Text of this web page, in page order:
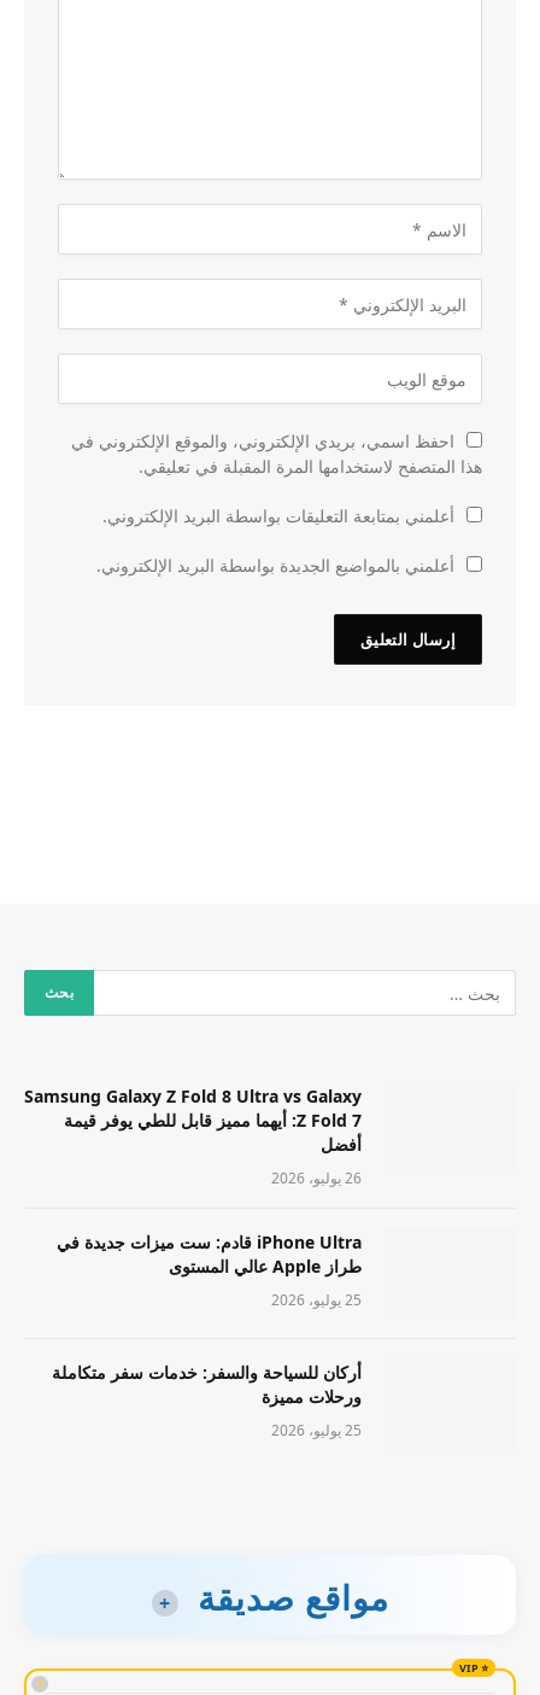
احفظ اسمي، بريدي الإلكتروني، والموقع الإلكتروني في
هذا المتصفح لاستخدامها المرة المقبلة في تعليقي.
أعلمني بمتابعة التعليقات بواسطة البريد الإلكتروني.
أعلمني بالمواضيع الجديدة بواسطة البريد الإلكتروني.
Samsung Galaxy Z Fold 8 Ultra vs Galaxy
Z Fold 7: أيهما مميز قابل للطي يوفر قيمة
أفضل
26 يوليو، 2026
iPhone Ultra قادم: ست ميزات جديدة في
طراز Apple عالي المستوى
25 يوليو، 2026
أركان للسياحة والسفر: خدمات سفر متكاملة
ورحلات مميزة
25 يوليو، 2026
مواقع صديقة +
!